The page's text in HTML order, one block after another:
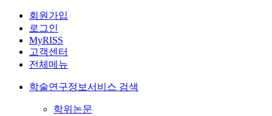
회원가입
로그인
MyRISS
고객센터
전체메뉴
학술연구정보서비스 검색
학위논문